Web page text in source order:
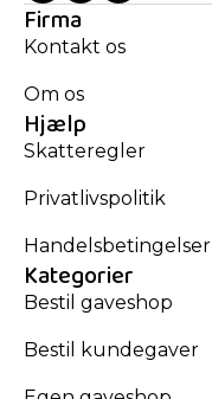
Firma
Kontakt os
Om os
Hjælp
Skatteregler
Privatlivspolitik
Handelsbetingelser
Kategorier
Bestil gaveshop
Bestil kundegaver